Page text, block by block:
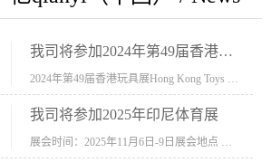
我司将参加2024年第49届香港玩具展Hong Kong Toys & Games Fair 欢迎新···
我司将参加2025年印尼体育展